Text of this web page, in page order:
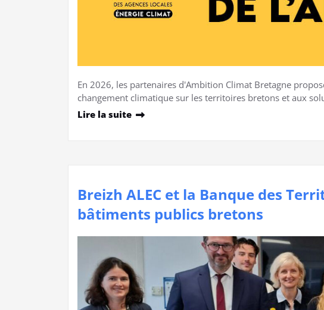
En 2026, les partenaires d'Ambition Climat Bretagne
changement climatique sur les territoires bretons et aux
Lire la suite
Breizh ALEC et la Banque des
bâtiments publics bretons